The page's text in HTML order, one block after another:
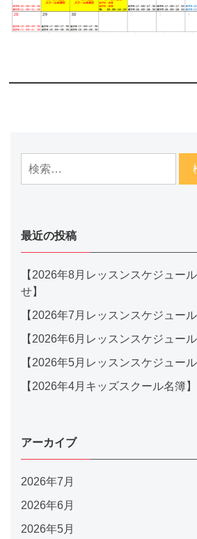
最近の投稿
【2026年8月レッスンスケジュー
せ】
【2026年7月レッスンスケジュール
【2026年6月レッスンスケジュール
【2026年5月レッスンスケジュール
【2026年4月キッズスクール名簿】
アーカイブ
2026年7月
2026年6月
2026年5月